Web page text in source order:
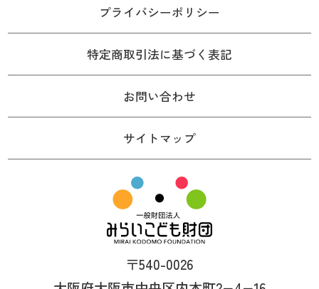
プライバシーポリシー
特定商取引法に基づく表記
お問い合わせ
サイトマップ
〒540-0026